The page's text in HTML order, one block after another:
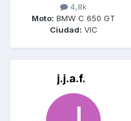
4,8k
Moto: BMW C 650 GT
Ciudad: VIC
j.j.a.f.